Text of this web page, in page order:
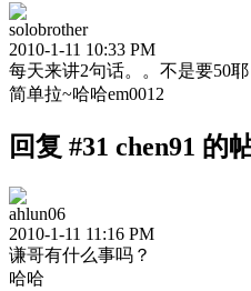
solobrother
2010-1-11 10:33 PM
每天来讲2句话。。不是要50耶
简单拉~哈哈em0012
回复 #31 chen91 的
ahlun06
2010-1-11 11:16 PM
谦哥有什么事吗？
哈哈